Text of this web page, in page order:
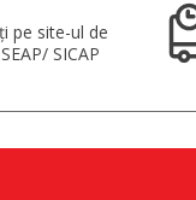
pe site-ul de
SICAP